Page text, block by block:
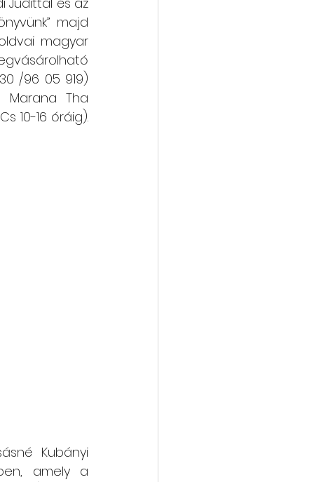
majd
magyar
/96 05 919)
Marana Tha
10-16 óráig).
Kubányi
amely a